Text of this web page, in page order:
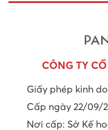
CÔNG TY
Giấy phép kinh
Cấp ngày 22/09/
Nơi cấp: Sở Kế